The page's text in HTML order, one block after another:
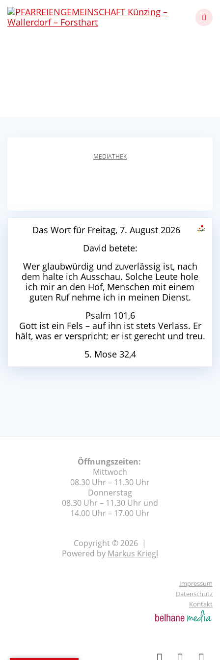
to
MEDIATHEK
Das Wort für Freitag, 7. August 2026
David betete:
Wer glaubwürdig und zuverlässig ist, nach
dem halte ich Ausschau. Solche Leute hole
ich mir an den Hof, Menschen mit einem
guten Ruf nehme ich in meinen Dienst.
Psalm 101,6
Gott ist ein Fels – auf ihn ist stets Verlass. Er
hält, was er verspricht; er ist gerecht und treu.
5. Mose 32,4
Öffnungszeiten:
Mittwoch
08.30 Uhr – 11.30 Uhr
Donnerstag
08.30 Uhr – 11.30 Uhr und
14.00 Uhr – 17.00 Uhr
Copyright © 2026 |
Powered by Markus Kriegl
Impressum
Datenschutz
Kontakt